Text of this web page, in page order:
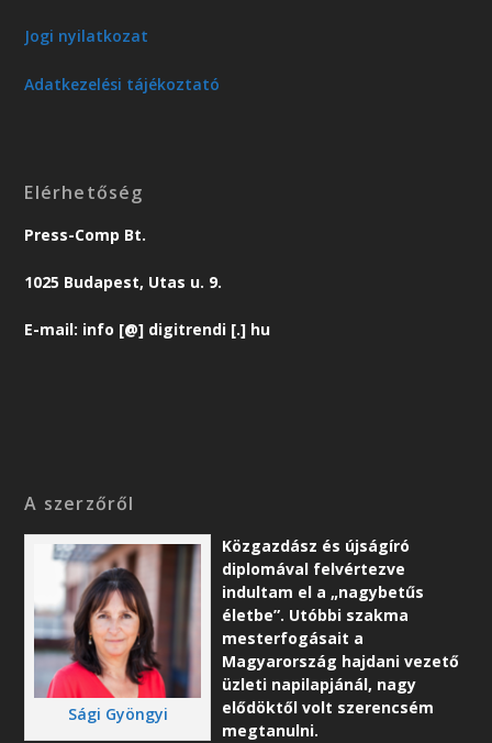
Jogi nyilatkozat
Adatkezelési tájékoztató
Elérhetőség
Press-Comp Bt.
1025 Budapest, Utas u. 9.
E-mail: info [@] digitrendi [.] hu
A szerzőről
Sági Gyöngyi
Közgazdász és újságíró
diplomával felvértezve
indultam el a „nagybetűs
életbe”. Utóbbi szakma
mesterfogásait a
Magyarország hajdani vezető
üzleti napilapjánál, nagy
elődöktől volt szerencsém
megtanulni.